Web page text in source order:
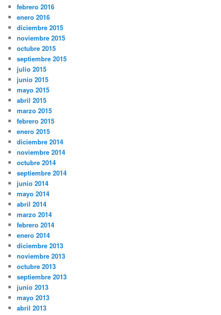
febrero 2016
enero 2016
diciembre 2015
noviembre 2015
octubre 2015
septiembre 2015
julio 2015
junio 2015
mayo 2015
abril 2015
marzo 2015
febrero 2015
enero 2015
diciembre 2014
noviembre 2014
octubre 2014
septiembre 2014
junio 2014
mayo 2014
abril 2014
marzo 2014
febrero 2014
enero 2014
diciembre 2013
noviembre 2013
octubre 2013
septiembre 2013
junio 2013
mayo 2013
abril 2013